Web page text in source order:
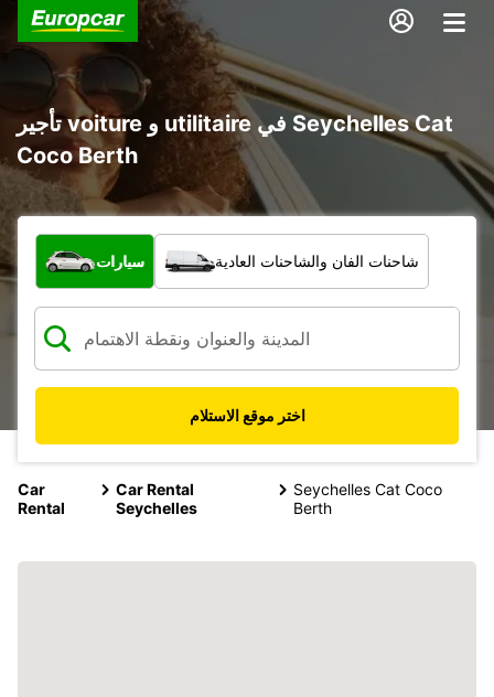
تأجير voiture و utilitaire في Seychelles Cat
Coco Berth
ما نوع المركبة؟
سيارات شاحنات الفان والشاحنات العادية
اختر موقع الاستلام
Car
Rental
Car Rental
Seychelles
Seychelles Cat Coco
Berth